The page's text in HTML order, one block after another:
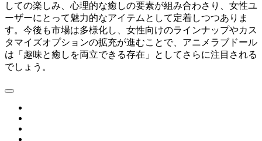
しての楽しみ、心理的な癒しの要素が組み合わさり、女性ユ
ーザーにとって魅力的なアイテムとして定着しつつありま
す。今後も市場は多様化し、女性向けのラインナップやカス
タマイズオプションの拡充が進むことで、アニメラブドール
は「趣味と癒しを両立できる存在」としてさらに注目される
でしょう。